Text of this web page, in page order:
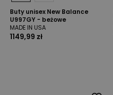
Buty unisex New Balance
U997GY - beżowe
MADE IN USA
1149,99 zł